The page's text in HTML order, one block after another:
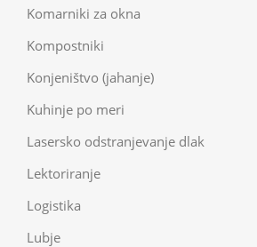
Komarniki za okna
Kompostniki
Konjeništvo (jahanje)
Kuhinje po meri
Lasersko odstranjevanje dlak
Lektoriranje
Logistika
Lubje